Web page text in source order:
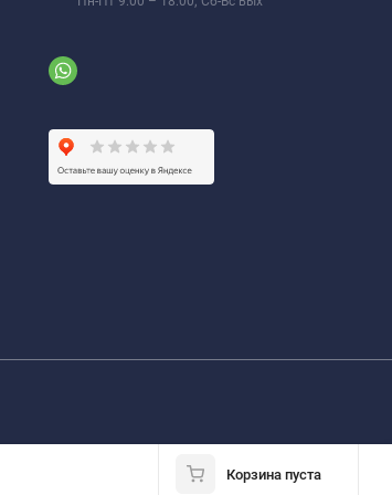
Корзина пуста